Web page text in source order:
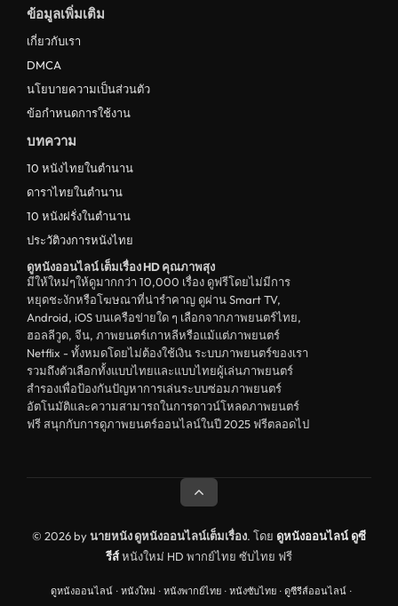
ข้อมูลเพิ่มเติม
เกี่ยวกับเรา
DMCA
นโยบายความเป็นส่วนตัว
ข้อกำหนดการใช้งาน
บทความ
10 หนังไทยในตำนาน
ดาราไทยในตำนาน
10 หนังฝรั่งในตำนาน
ประวัติวงการหนังไทย
ดูหนังออนไลน์ เต็มเรื่อง HD คุณภาพสุง
มีให้ใหม่ๆให้ดูมากกว่า 10,000 เรื่อง ดูฟรีโดยไม่มีการ
หยุดชะงักหรือโฆษณาที่น่ารำคาญ ดูผ่าน Smart TV,
Android, iOS บนเครือข่ายใด ๆ เลือกจากภาพยนตร์ไทย,
ฮอลลีวูด, จีน, ภาพยนตร์เกาหลีหรือแม้แต่ภาพยนตร์
Netflix - ทั้งหมดโดยไม่ต้องใช้เงิน ระบบภาพยนตร์ของเรา
รวมถึงตัวเลือกทั้งแบบไทยและแบบไทยผู้เล่นภาพยนตร์
สำรองเพื่อป้องกันปัญหาการเล่นระบบซ่อมภาพยนตร์
อัตโนมัติและความสามารถในการดาวน์โหลดภาพยนตร์
ฟรี สนุกกับการดูภาพยนตร์ออนไลน์ในปี 2025 ฟรีตลอดไป
© 2026 byนายหนัง ดูหนังออนไลน์เต็มเรื่อง. โดย ดูหนังออนไลน์ ดูซี
รีส์หนังใหม่ HD พากย์ไทย ซับไทย ฟรี
ดูหนังออนไลน์ · หนังใหม่ · หนังพากย์ไทย · หนังซับไทย · ดูซีรีส์ออนไลน์ ·